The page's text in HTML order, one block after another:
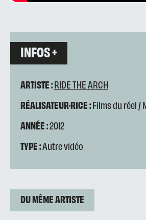
INFOS +
ARTISTE :RIDE THE ARCH
RÉALISATEUR·RICE :Films du réel /
ANNÉE :2012
TYPE :Autre vidéo
DU MÊME ARTISTE